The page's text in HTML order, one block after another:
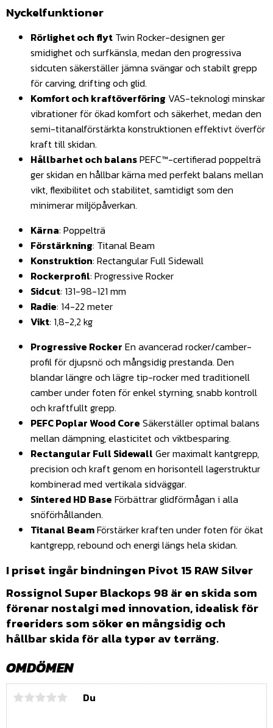
Nyckelfunktioner
Rörlighet och flyt Twin Rocker-designen ger
smidighet och surfkänsla, medan den progressiva
sidcuten säkerställer jämna svängar och stabilt grepp
för carving, drifting och glid.
Komfort och kraftöverföring VAS-teknologi minskar
vibrationer för ökad komfort och säkerhet, medan den
semi-titanalförstärkta konstruktionen effektivt överför
kraft till skidan.
Hållbarhet och balansPEFC™-certifierad poppelträ
ger skidan en hållbar kärna med perfekt balans mellan
vikt, flexibilitet och stabilitet, samtidigt som den
minimerar miljöpåverkan.
Kärna: Poppelträ
Förstärkning: Titanal Beam
Konstruktion: Rectangular Full Sidewall
Rockerprofil: Progressive Rocker
Sidcut: 131-98-121 mm
Radie: 14-22 meter
Vikt: 1,8-2,2 kg
Progressive Rocker En avancerad rocker/camber-
profil för djupsnö och mångsidig prestanda. Den
blandar längre och lägre tip-rocker med traditionell
camber under foten för enkel styrning, snabb kontroll
och kraftfullt grepp.
PEFC Poplar Wood Core Säkerställer optimal balans
mellan dämpning, elasticitet och viktbesparing.
Rectangular Full Sidewall Ger maximalt kantgrepp,
precision och kraft genom en horisontell lagerstruktur
kombinerad med vertikala sidväggar.
Sintered HD Base Förbättrar glidförmågan i alla
snöförhållanden.
Titanal BeamFörstärker kraften under foten för ökat
kantgrepp, rebound och energi längs hela skidan.
I priset ingår bindningen Pivot 15 RAW Silver
Rossignol Super Blackops 98 är en skida som
förenar nostalgi med innovation, idealisk för
freeriders som söker en mångsidig och
hållbar skida för alla typer av terräng.
OMDÖMEN
Du